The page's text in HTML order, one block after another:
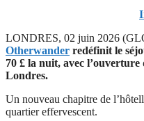
LONDRES, 02 juin 2026
Otherwander redéfinit le
70 £ la nuit, avec l’ouverture
Londres.
Un nouveau chapitre de
quartier effervescent.